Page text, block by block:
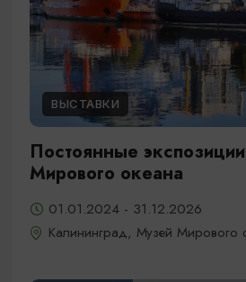
ВЫСТАВКИ
Постоянные
Мирового океана
01.01.2024 - 31.12.2026
Калининград, Музей Мирового